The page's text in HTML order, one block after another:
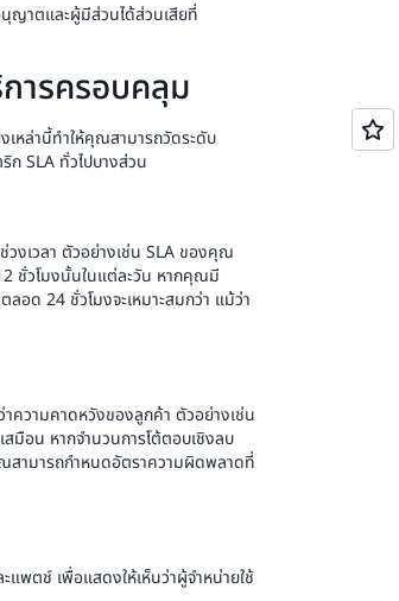
ญาตและผู้มีส่วนได้ส่วนเสียที่
ารครอบคลุม
หล่านี้ทำให้คุณสามารถวัดระดับ
SLA ทั่วไปบางส่วน
วงเวลา ตัวอย่างเช่น SLA ของคุณ
ชั่วโมงนั้นในแต่ละวัน หากคุณมี
ด 24 ชั่วโมงจะเหมาะสมกว่า แม้ว่า
ความคาดหวังของลูกค้า ตัวอย่างเช่น
มือน หากจำนวนการโต้ตอบเชิงลบ
สามารถกำหนดอัตราความผิดพลาดที่
พตช์ เพื่อแสดงให้เห็นว่าผู้จำหน่ายใช้